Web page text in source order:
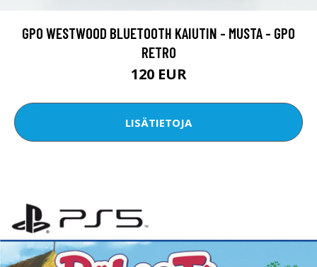
GPO WESTWOOD BLUETOOTH KAIUTIN - MUSTA - GPO
RETRO
120 EUR
LISÄTIETOJA